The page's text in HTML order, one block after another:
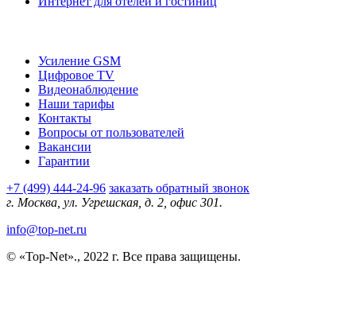
Усиление GSM
Цифровое TV
Видеонаблюдение
Наши тарифы
Контакты
Вопросы от пользователей
Вакансии
Гарантии
+7 (499) 444-24-96 заказать обратный звонок
г. Москва, ул. Угрешская, д. 2, офис 301.
info@top-net.ru
© «Top-Net»., 2022 г. Все права защищены.